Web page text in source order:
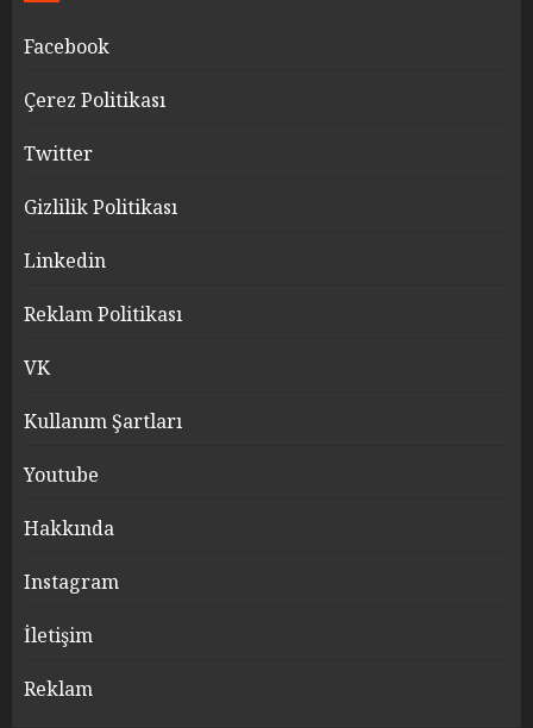
Facebook
Çerez Politikası
Twitter
Gizlilik Politikası
Linkedin
Reklam Politikası
VK
Kullanım Şartları
Youtube
Hakkında
Instagram
İletişim
Reklam